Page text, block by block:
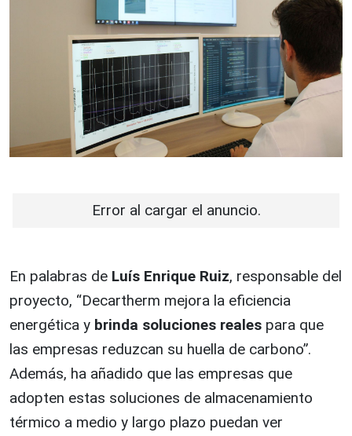
Error al cargar el anuncio.
En palabras de Luís Enrique Ruiz, responsable del
proyecto, “Decartherm mejora la eficiencia
energética y brinda soluciones reales para que
las empresas reduzcan su huella de carbono”.
Además, ha añadido que las empresas que
adopten estas soluciones de almacenamiento
térmico a medio y largo plazo puedan ver